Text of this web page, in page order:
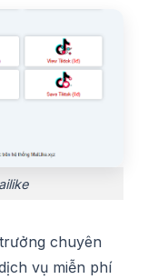
chuyên
vụ miễn phí